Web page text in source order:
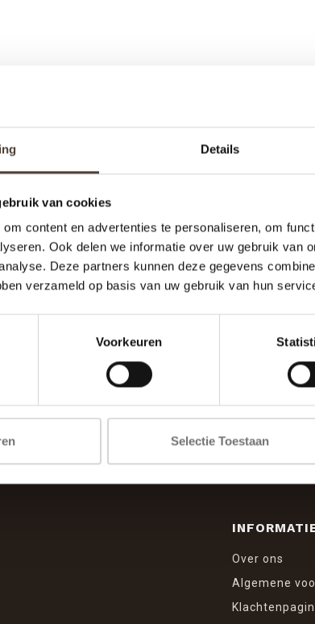
Details
van cookies
content en advertenties te personaliseren, om
Ook delen we informatie over uw gebruik van
Deze partners kunnen deze gegevens
verzameld op basis van uw gebruik van hun
Voorkeuren
Selectie Toestaan
SCHRIJF JE IN VOOR DE
Over ons
Algemene